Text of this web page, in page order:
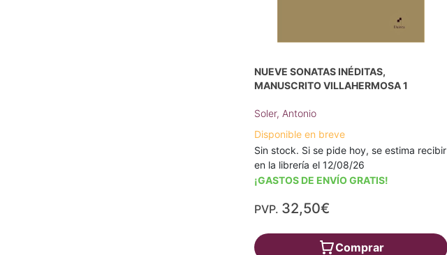
NUEVE SONATAS INÉDITAS,
MANUSCRITO VILLAHERMOSA 1
Soler, Antonio
Disponible en breve
Sin stock. Si se pide hoy, se estima recibir
en la librería el 12/08/26
¡GASTOS DE ENVÍO GRATIS!
PVP. 32,50€
Comprar